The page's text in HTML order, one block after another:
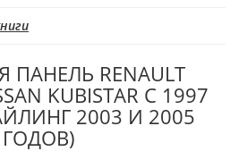
RENAULT
KUBISTAR С 1997
2003 И 2005
ГОДОВ)